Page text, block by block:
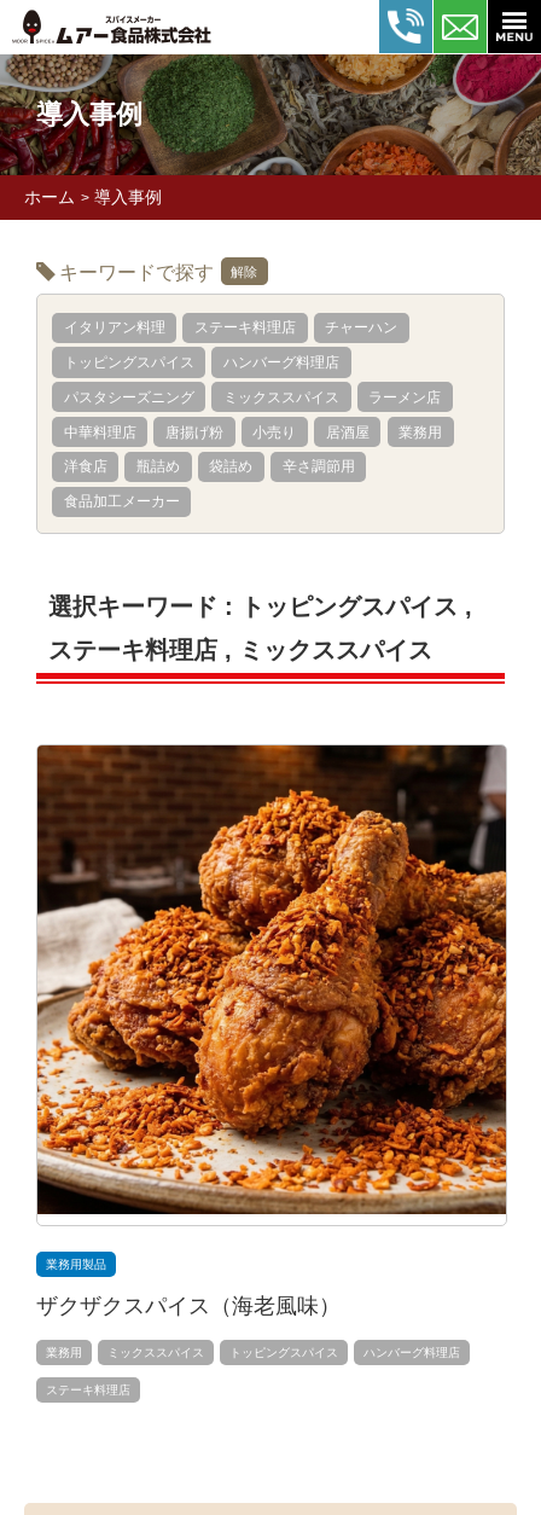
導入事例
ホーム > 導入事例
キーワードで探す 解除
イタリアン料理 ステーキ料理店 チャーハン
トッピングスパイス ハンバーグ料理店
パスタシーズニング ミックススパイス ラーメン店
中華料理店 唐揚げ粉 小売り 居酒屋 業務用
洋食店 瓶詰め 袋詰め 辛さ調節用
食品加工メーカー
選択キーワード : トッピングスパイス ,
ステーキ料理店 , ミックススパイス
業務用製品
ザクザクスパイス（海老風味）
業務用 ミックススパイス トッピングスパイス ハンバーグ料理店
ステーキ料理店